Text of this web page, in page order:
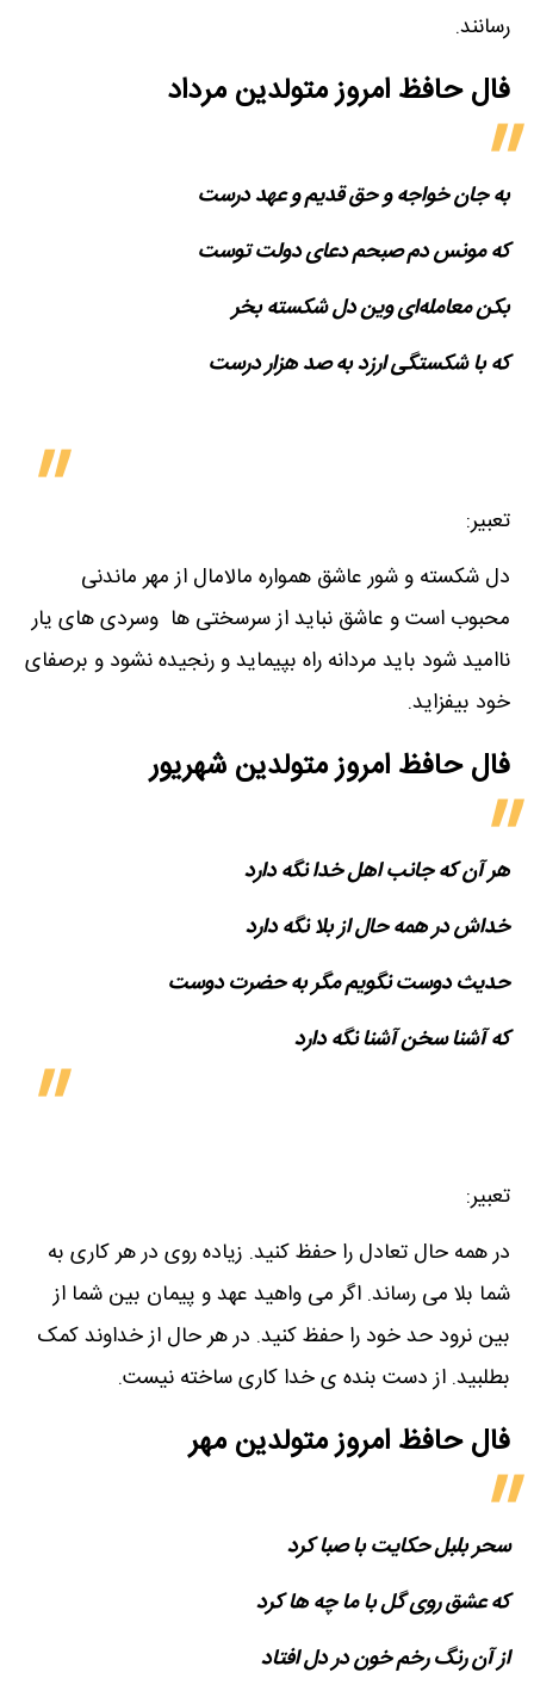
رسانند.
فال حافظ امروز متولدین‌ مرداد
به جان خواجه و حق قدیم و عهد درست
که مونس دم صبحم دعای دولت توست
بکن معامله‌ای وین دل شکسته بخر
که با شکستگی ارزد به صد هزار درست
تعبیر:
دل شکسته و شور عاشق همواره مالامال از مهر ماندنی
محبوب است و عاشق نباید از سرسختی ها وسردی های یار
ناامید شود باید مردانه راه بپیماید و رنجیده نشود و برصفای
خود بیفزاید.
فال حافظ امروز متولدین‌ شهریور
هر آن که جانب اهل خدا نگه دارد
خداش در همه حال از بلا نگه دارد
حدیث دوست نگویم مگر به حضرت دوست
که آشنا سخن آشنا نگه دارد
تعبیر:
در همه حال تعادل را حفظ کنید. زیاده روی در هر کاری به
شما بلا می رساند. اگر می واهید عهد و پیمان بین شما از
بین نرود حد خود را حفظ کنید. در هر حال از خداوند کمک
بطلبید. از دست بنده ی خدا کاری ساخته نیست.
فال حافظ امروز متولدین‌ مهر
سحر بلبل حکایت با صبا کرد
که عشق روی گل با ما چه​ ها کرد
از آن رنگ رخم خون در دل افتاد